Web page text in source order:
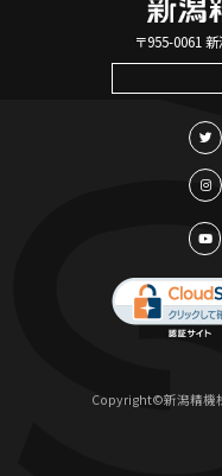
〒955-0061
Copyright©新潟精機